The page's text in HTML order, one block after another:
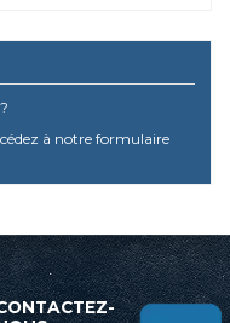
à notre formulaire